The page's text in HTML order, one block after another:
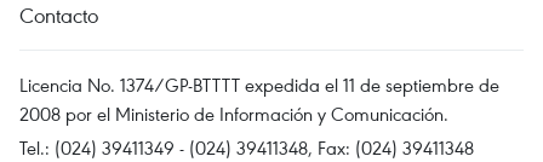
Contacto
Licencia No. 1374/GP-BTTTT expedida el 11 de septiembre de
2008 por el Ministerio de Información y Comunicación.
Tel.: (024) 39411349 - (024) 39411348, Fax: (024) 39411348